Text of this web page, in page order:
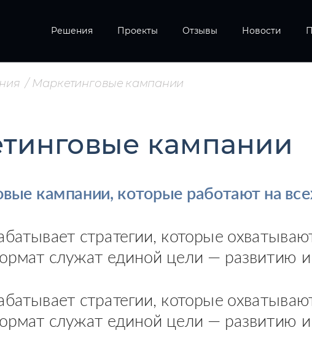
Решения Проекты Отзывы Новости
Маркетинговые кампании
кампании
кампании, которые работают на
стратегии, которые
служат единой цели — развитию и
стратегии, которые
служат единой цели — развитию и